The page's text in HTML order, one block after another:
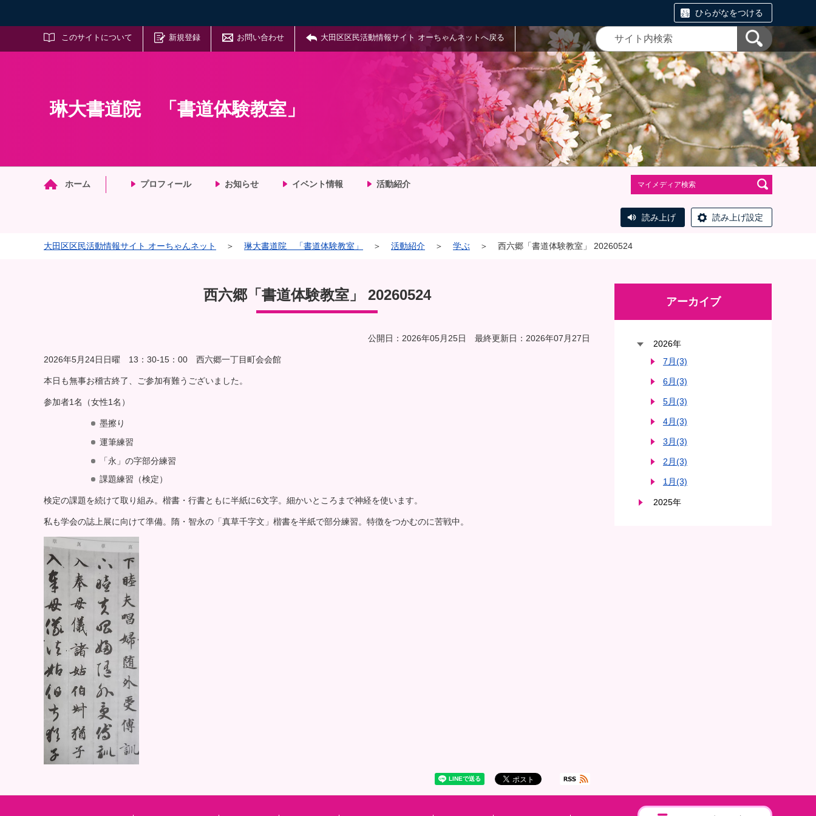
ひらがなをつける
このサイトについて 新規登録 お問い合わせ 大田区区民活動情報サイト オーちゃんネットへ戻る
サイト内検索
琳大書道院 「書道体験教室」
ホーム プロフィール お知らせ イベント情報 活動紹介
マイメディア検索
読み上げ 読み上げ設定
大田区区民活動情報サイト オーちゃんネット ＞ 琳大書道院 「書道体験教室」 ＞ 活動紹介 ＞ 学ぶ ＞ 西六郷「書道体験教室」 20260524
西六郷「書道体験教室」 20260524
公開日：2026年05月25日 最終更新日：2026年07月27日
2026年5月24日日曜 13：30-15：00 西六郷一丁目町会会館
本日も無事お稽古終了、ご参加有難うございました。
参加者1名（女性1名）
墨擦り
運筆練習
「永」の字部分練習
課題練習（検定）
検定の課題を続けて取り組み。楷書・行書ともに半紙に6文字。細かいところまで神経を使います。
私も学会の誌上展に向けて準備。隋・智永の「真草千字文」楷書を半紙で部分練習。特徴をつかむのに苦戦中。
アーカイブ
2026年
7月(3)
6月(3)
5月(3)
4月(3)
3月(3)
2月(3)
1月(3)
2025年